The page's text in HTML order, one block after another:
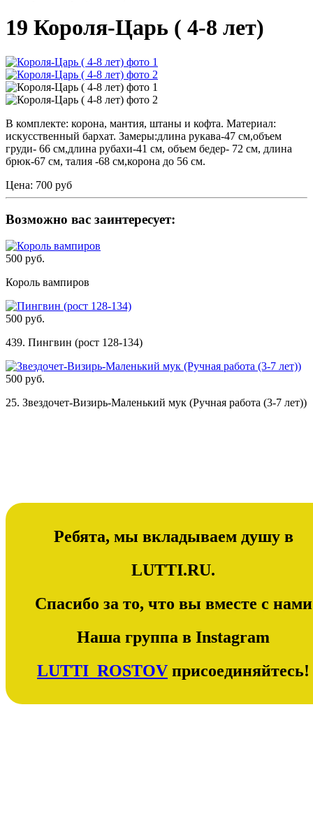
19 Короля-Царь ( 4-8 лет)
В комплекте: корона, мантия, штаны и кофта. Материал:
искусственный бархат. Замеры:длина рукава-47 см,объем
груди- 66 см,длина рубахи-41 см, объем бедер- 72 см, длина
брюк-67 см, талия -68 см,корона до 56 см.
Цена: 700 руб
Возможно вас заинтересует:
500 руб.
Король вампиров
500 руб.
439. Пингвин (рост 128-134)
500 руб.
25. Звездочет-Визирь-Маленький мук (Ручная работа (3-7 лет))
Ребята, мы вкладываем душу в
LUTTI.RU.
Спасибо за то, что вы вместе с нами
Наша группа в Instagram
LUTTI_ROSTOV присоединяйтесь!